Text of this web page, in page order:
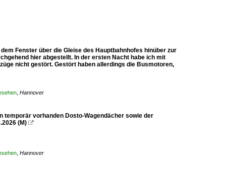
Fenster über die Gleise des Hauptbahnhofes hinüber zur
hier abgestellt. In der ersten Nacht habe ich mit
nicht gestört. Gestört haben allerdings die Busmotoren,
Hannover
temporär vorhanden Dosto-Wagendächer sowie der
(M) 
Hannover